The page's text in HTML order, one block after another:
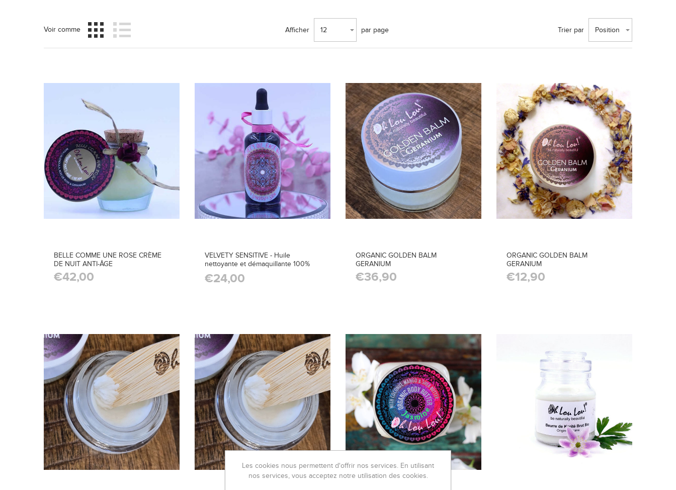
Voir comme Trier par Position
Afficher 12 par page
BELLE COMME UNE ROSE CRÈME
DE NUIT ANTI-ÂGE
€42,00
VELVETY SENSITIVE - Huile
nettoyante et démaquillante 100%
bio
€24,00
ORGANIC GOLDEN BALM
GERANIUM
€36,90
ORGANIC GOLDEN BALM
GERANIUM
€12,90
Les cookies nous permettent d'offrir nos services. En utilisant
nos services, vous acceptez notre utilisation des cookies.